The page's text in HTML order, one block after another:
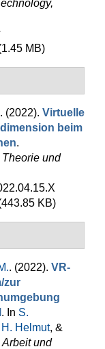
MB)
. (2022). Virtuelle
beim
.
und
KB)
. (2022). VR-
zur
. In S.
H. Helmut, &
und